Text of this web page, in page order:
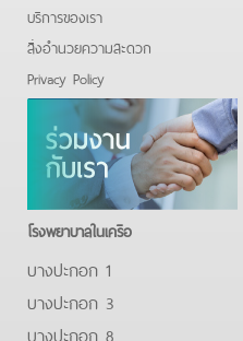
บริการของเรา
สิ่งอำนวยความสะดวก
Privacy Policy
โรงพยาบาลในเครือ
บางปะกอก 1
บางปะกอก 3
บางปะกอก 8